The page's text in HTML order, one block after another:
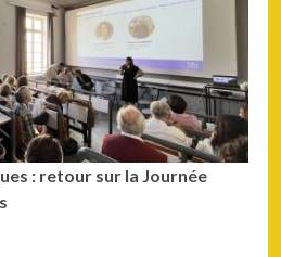
: retour sur la Journée